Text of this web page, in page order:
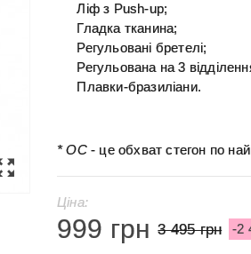
Ліф з Push-up;
Гладка тканина;
Регульовані бретелі;
Регульована на 3
Плавки-бразиліани.
* ОС- це обхват стегон по
Ціна:
999 грн 3 495 грн -2